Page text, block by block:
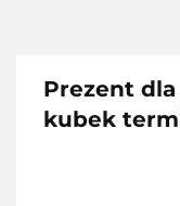
Prezent
kubek